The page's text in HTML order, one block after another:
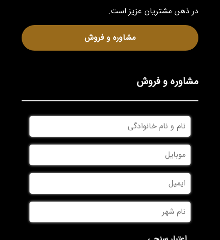
در ذهن مشتریان عزیز است.
مشاوره و فروش
مشاوره و فروش
نام
و
نام
خانوادگی
موبایل
ایمیل
نام
شهر *